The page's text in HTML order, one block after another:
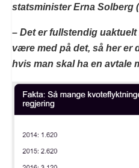
statsminister Erna Solberg
– Det er fullstendig
være med på det, så her er
hvis man skal ha en avtale